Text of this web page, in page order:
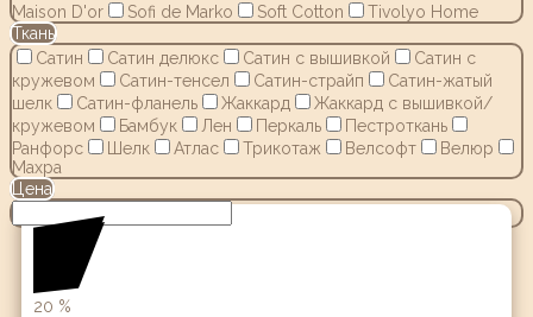
Maison D'or
Sofi de Marko Soft Cotton
Tivolyo Home
Ткань
Сатин
Сатин делюкс Сатин с вышивкой
Сатин с
кружевом
Сатин-тенсел Сатин-страйп
Сатин-жатый
шелк
Сатин-фланель Жаккард
Жаккард с вышивкой/
кружевом
Бамбук Лен Перкаль
Пестроткань
Ранфорс
Шелк Атлас Трикотаж Велсофт
Велюр
Махра
Цена
20 %